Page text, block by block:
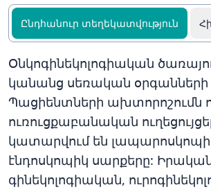
Ընդհանուր տեղեկատվություն
Օնկոգինեկոլոգիական
կանանց սեռական օրգանների
Պացիենտների ախտորոշումն
ուռուցքաբանական
կատարվում են լապարոսկոպիկ
էնդոսկոպիկ սարքերը:
գինեկոլոգիական,